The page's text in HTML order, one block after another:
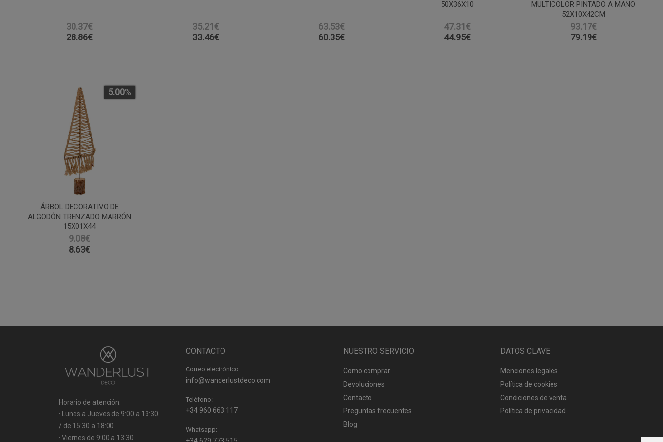
30.37€
28.86€
35.21€
33.46€
63.53€
60.35€
50X36X10
47.31€
44.95€
MULTICOLOR PINTADO A MANO
52X10X42CM
93.17€
79.19€
ÁRBOL DECORATIVO DE
ALGODÓN TRENZADO MARRÓN
15X01X44
9.08€
5.00%
8.63€
Horario de atención:
· Lunes a Jueves de 9:00 a 13:30
/ de 15:30 a 18:00
· Viernes de 9:00 a 13:30
CONTACTO
Correo electrónico:
info@wanderlustdeco.com
Teléfono:
+34 960 663 117
Whatsapp:
NUESTRO SERVICIO
Como comprar
Devoluciones
Contacto
Preguntas frecuentes
Blog
DATOS CLAVE
Menciones legales
Política de cookies
Condiciones de venta
Política de privacidad